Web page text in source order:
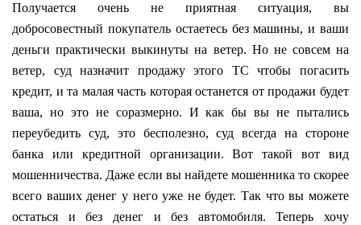
Получается очень не приятная ситуация, вы
добросовестный покупатель остаетесь без машины, и ваши
деньги практически выкинуты на ветер. Но не совсем на
ветер, суд назначит продажу этого ТС чтобы погасить
кредит, и та малая часть которая останется от продажи будет
ваша, но это не соразмерно. И как бы вы не пытались
переубедить суд, это бесполезно, суд всегда на стороне
банка или кредитной организации. Вот такой вот вид
мошенничества. Даже если вы найдете мошенника то скорее
всего ваших денег у него уже не будет. Так что вы можете
остаться и без денег и без автомобиля. Теперь хочу